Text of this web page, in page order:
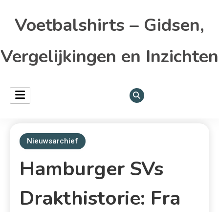
Voetbalshirts – Gidsen,
Vergelijkingen en Inzichten
Nieuwsarchief
Hamburger SVs
Drakthistorie: Fra